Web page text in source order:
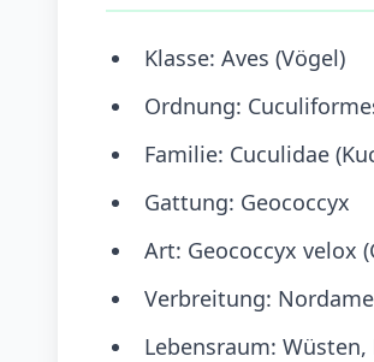
Klasse: Aves (Vögel)
Ordnung:
Familie: Cuculidae
Gattung: Geococcyx
Art: Geococcyx velox
Verbreitung:
Lebensraum: